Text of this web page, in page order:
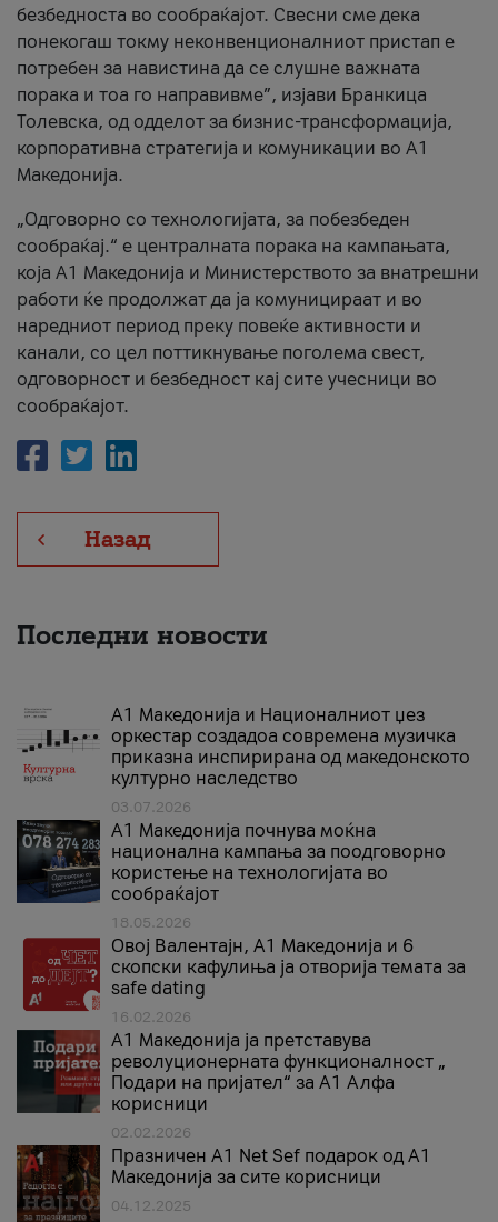
безбедноста во сообраќајот. Свесни сме дека
понекогаш токму неконвенционалниот пристап е
потребен за навистина да се слушне важната
порака и тоа го направивме”, изјави Бранкица
Толевска, од одделот за бизнис-трансформација,
корпоративна стратегија и комуникации во А1
Македонија.
„Одговорно со технологијата, за побезбеден
сообраќај.“ е централната порака на кампањата,
која A1 Македонија и Министерството за внатрешни
работи ќе продолжат да ја комуницираат и во
наредниот период преку повеќе активности и
канали, со цел поттикнување поголема свест,
одговорност и безбедност кај сите учесници во
сообраќајот.
Назад
Последни новости
А1 Македонија и Националниот џез
оркестар создадоа современа музичка
приказна инспирирана од македонското
културно наследство
03.07.2026
A1 Македонија почнува моќна
национална кампања за поодговорно
користење на технологијата во
сообраќајот
18.05.2026
Овој Валентајн, A1 Македонија и 6
скопски кафулиња ја отворија темата за
safe dating
16.02.2026
А1 Македонија ја претставува
револуционерната функционалност „
Подари на пријател“ за А1 Алфа
корисници
02.02.2026
Празничен A1 Net Sеf подарок од А1
Македонија за сите корисници
04.12.2025